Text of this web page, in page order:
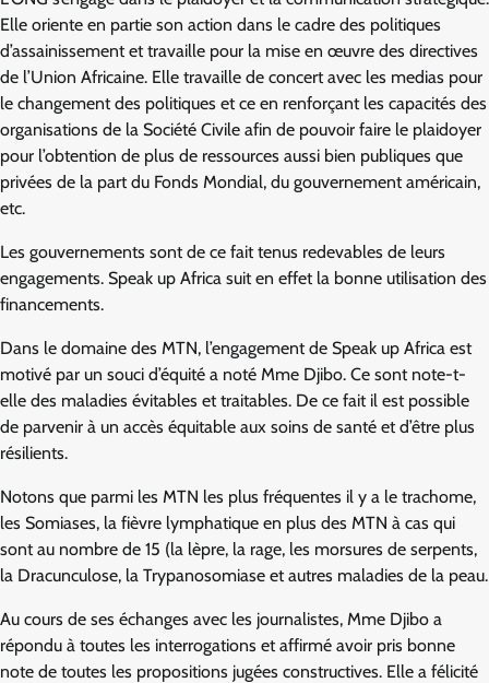
Elle oriente en partie son action dans le cadre des politiques
d’assainissement et travaille pour la mise en œuvre des directives
de l’Union Africaine. Elle travaille de concert avec les medias pour
le changement des politiques et ce en renforçant les capacités des
organisations de la Société Civile afin de pouvoir faire le plaidoyer
pour l’obtention de plus de ressources aussi bien publiques que
privées de la part du Fonds Mondial, du gouvernement américain,
etc.
Les gouvernements sont de ce fait tenus redevables de leurs
engagements. Speak up Africa suit en effet la bonne utilisation des
financements.
Dans le domaine des MTN, l’engagement de Speak up Africa est
motivé par un souci d’équité a noté Mme Djibo. Ce sont note-t-
elle des maladies évitables et traitables. De ce fait il est possible
de parvenir à un accès équitable aux soins de santé et d’être plus
résilients.
Notons que parmi les MTN les plus fréquentes il y a le trachome,
les Somiases, la fièvre lymphatique en plus des MTN à cas qui
sont au nombre de 15 (la lèpre, la rage, les morsures de serpents,
la Dracunculose, la Trypanosomiase et autres maladies de la peau.
Au cours de ses échanges avec les journalistes, Mme Djibo a
répondu à toutes les interrogations et affirmé avoir pris bonne
note de toutes les propositions jugées constructives. Elle a félicité